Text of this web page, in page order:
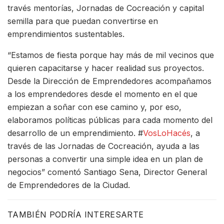
través mentorías, Jornadas de Cocreación y capital
semilla para que puedan convertirse en
emprendimientos sustentables.
“Estamos de fiesta porque hay más de mil vecinos que
quieren capacitarse y hacer realidad sus proyectos.
Desde la Dirección de Emprendedores acompañamos
a los emprendedores desde el momento en el que
empiezan a soñar con ese camino y, por eso,
elaboramos políticas públicas para cada momento del
desarrollo de un emprendimiento. #VosLoHacés, a
través de las Jornadas de Cocreación, ayuda a las
personas a convertir una simple idea en un plan de
negocios” comentó Santiago Sena, Director General
de Emprendedores de la Ciudad.
TAMBIÉN PODRÍA INTERESARTE